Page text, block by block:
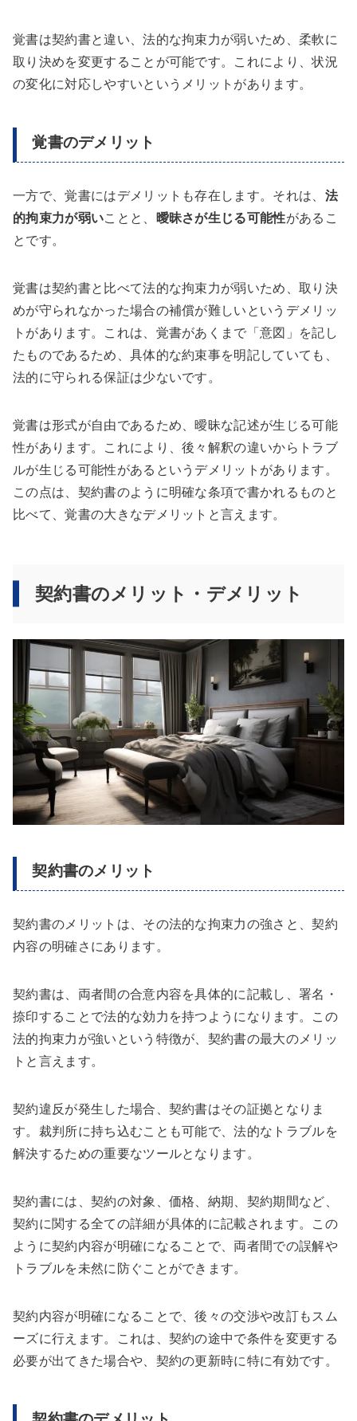
覚書は契約書と違い、法的な拘束力が弱いため、柔軟に
取り決めを変更することが可能です。これにより、状況
の変化に対応しやすいというメリットがあります。
覚書のデメリット
一方で、覚書にはデメリットも存在します。それは、 法
的拘束力が弱いことと、 曖昧さが生じる可能性があるこ
とです。
覚書は契約書と比べて法的な拘束力が弱いため、取り決
めが守られなかった場合の補償が難しいというデメリッ
トがあります。これは、覚書があくまで「意図」を記し
たものであるため、具体的な約束事を明記していても、
法的に守られる保証は少ないです。
覚書は形式が自由であるため、曖昧な記述が生じる可能
性があります。これにより、後々解釈の違いからトラブ
ルが生じる可能性があるというデメリットがあります。
この点は、契約書のように明確な条項で書かれるものと
比べて、覚書の大きなデメリットと言えます。
契約書のメリット・デメリット
契約書のメリット
契約書のメリットは、その法的な拘束力の強さと、契約
内容の明確さにあります。
契約書は、両者間の合意内容を具体的に記載し、署名・
捺印することで法的な効力を持つようになります。この
法的拘束力が強いという特徴が、契約書の最大のメリッ
トと言えます。
契約違反が発生した場合、契約書はその証拠となりま
す。裁判所に持ち込むことも可能で、法的なトラブルを
解決するための重要なツールとなります。
契約書には、契約の対象、価格、納期、契約期間など、
契約に関する全ての詳細が具体的に記載されます。この
ように契約内容が明確になることで、両者間での誤解や
トラブルを未然に防ぐことができます。
契約内容が明確になることで、後々の交渉や改訂もスム
ーズに行えます。これは、契約の途中で条件を変更する
必要が出てきた場合や、契約の更新時に特に有効です。